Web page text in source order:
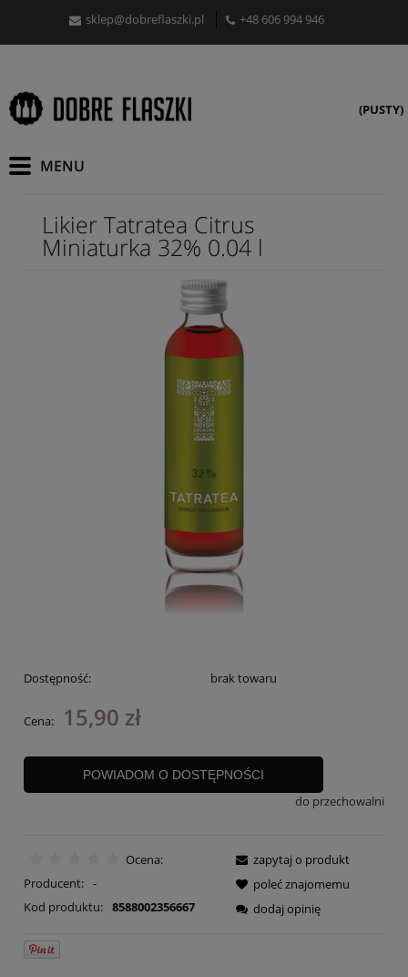
sklep@dobreflaszki.pl +48 606 994 946
(PUSTY)
Likier Tatratea Citrus
Miniaturka 32% 0.04 l
Dostępność: brak towaru
Cena: 15,90 zł
POWIADOM O DOSTĘPNOŚCI
do przechowalni
Ocena:
Producent: -
Kod produktu: 8588002356667
zapytaj o produkt
poleć znajomemu
dodaj opinię